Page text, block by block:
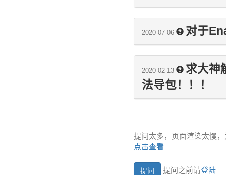
2020-07-06 对于
2020-02-13
求大
法导包！！！
提问太多，页面渲染太慢
点击查看
提问之前请登陆